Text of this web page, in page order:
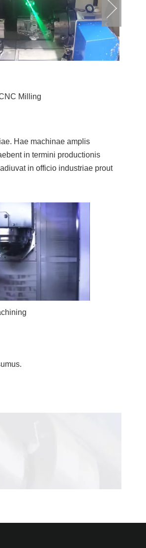
CNC Lathe
Hae machinae amplis
in termini productionis
in officio industriae prout